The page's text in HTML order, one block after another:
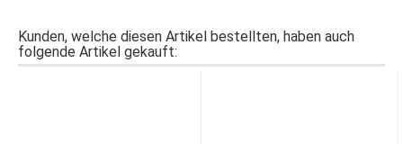
Kunden, welche diesen Artikel bestellten, haben auch
folgende Artikel gekauft: